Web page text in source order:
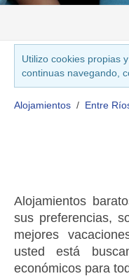
Utilizo cookies propias
continuas navegando,
Alojamientos Entre
Alojamientos
sus preferencias,
mejores
usted está
económicos para